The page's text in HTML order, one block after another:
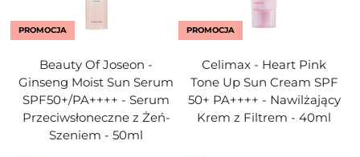
PROMOCJA
Beauty Of Joseon -
Ginseng Moist Sun Serum
SPF50+/PA++++ - Serum
Przeciwsłoneczne z Żeń-
Szeniem - 50ml
PROMOCJA
Celimax - Heart Pink
Tone Up Sun Cream SPF
50+ PA++++ - Nawilżający
Krem z Filtrem - 40ml